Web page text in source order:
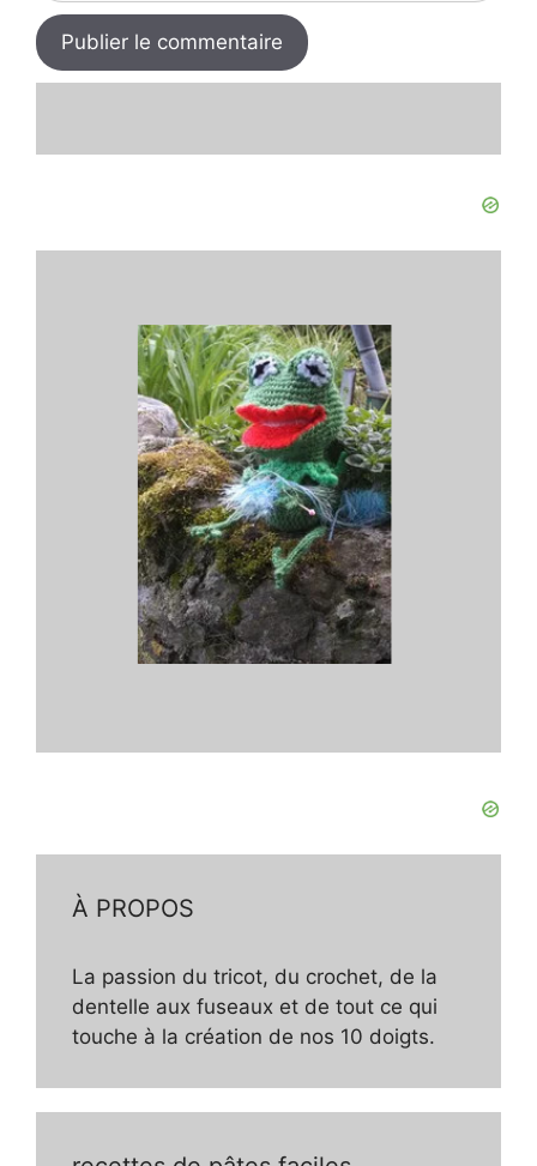
À PROPOS
La passion du tricot, du crochet, de la
dentelle aux fuseaux et de tout ce qui
touche à la création de nos 10 doigts.